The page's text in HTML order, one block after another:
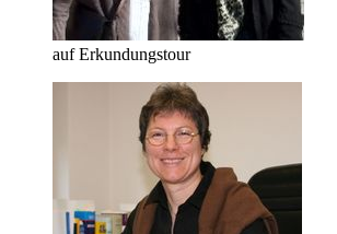
auf Erkundungstour